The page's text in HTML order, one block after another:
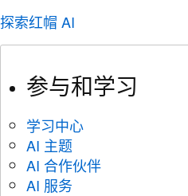
探索红帽 AI
参与和学习
学习中心
AI 主题
AI 合作伙伴
AI 服务